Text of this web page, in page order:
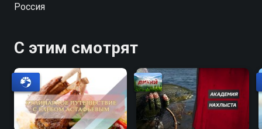
Россия
С этим смотрят